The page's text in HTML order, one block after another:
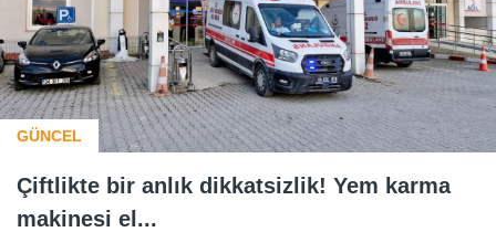
GÜNCEL
Çiftlikte bir anlık dikkatsizlik! Yem karma
makinesi el...